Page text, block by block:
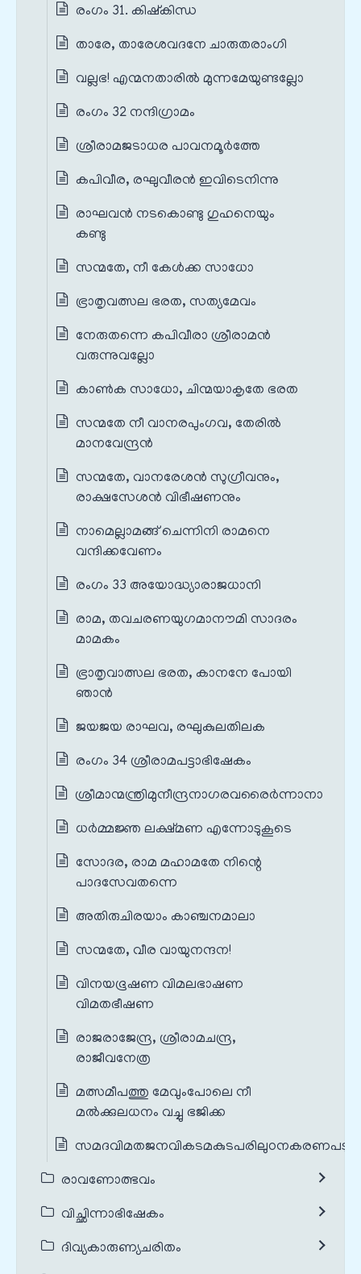
രംഗം 31. കിഷ്കിന്ധ
താരേ, താരേശവദനേ ചാരുതരാംഗി
വല്ലഭ! എന്മനതാരിൽ മുന്നമേയുണ്ടല്ലോ
രംഗം 32 നന്ദിഗ്രാമം
ശ്രീരാമജടാധര പാവനമൂർത്തേ
കപിവീര, രഘുവീരൻ ഇവിടെനിന്നു
രാഘവൻ നടകൊണ്ടു ഗുഹനെയും
കണ്ടു
സന്മതേ, നീ കേൾക്ക സാധോ
ഭ്രാതൃവത്സല ഭരത, സത്യമേവം
നേരുതന്നെ കപിവീരാ ശ്രീരാമൻ
വരുന്നുവല്ലോ
കാൺക സാധോ, ചിന്മയാകൃതേ ഭരത
സന്മതേ നീ വാനരപുംഗവ, തേരിൽ
മാനവേന്ദ്രൻ
സന്മതേ, വാനരേശൻ സുഗ്രീവനും,
രാക്ഷസേശൻ വിഭീഷണനും
നാമെല്ലാമങ്ങ് ചെന്നിനി രാമനെ
വന്ദിക്കവേണം
രംഗം 33 അയോദ്ധ്യാരാജധാനി
രാമ, തവചരണയുഗമാനൗമി സാദരം
മാമകം
ഭ്രാതൃവാത്സല ഭരത, കാനനേ പോയി
ഞാൻ
ജയജയ രാഘവ, രഘുകുലതിലക
രംഗം 34 ശ്രീരാമപട്ടാഭിഷേകം
ശ്രീമാന്മന്ത്രിമുനീന്ദ്രനാഗരവരൈർന്നാനാ
ധർമ്മജ്ഞ ലക്ഷ്മണ എന്നോടുകൂടെ
സോദര, രാമ മഹാമതേ നിന്റെ
പാദസേവതന്നെ
അതിരുചിരയാം കാഞ്ചനമാലാ
സന്മതേ, വീര വായുനന്ദന!
വിനയഭൂഷണ വിമലഭാഷണ
വിമതഭീഷണ
രാജരാജേന്ദ്ര, ശ്രീരാമചന്ദ്ര,
രാജീവനേത്ര
മത്സമീപത്തു മേവുംപോലെ നീ
മൽക്കുലധനം വച്ചു ഭജിക്ക
സമദവിമതജനവികടമകുടപരിലുഠനകരണപടു
രാവണോത്ഭവം
വിച്ഛിന്നാഭിഷേകം
ദിവ്യകാരുണ്യചരിതം